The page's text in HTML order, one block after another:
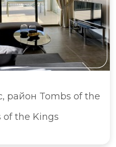
район Tombs of the
of the Kings